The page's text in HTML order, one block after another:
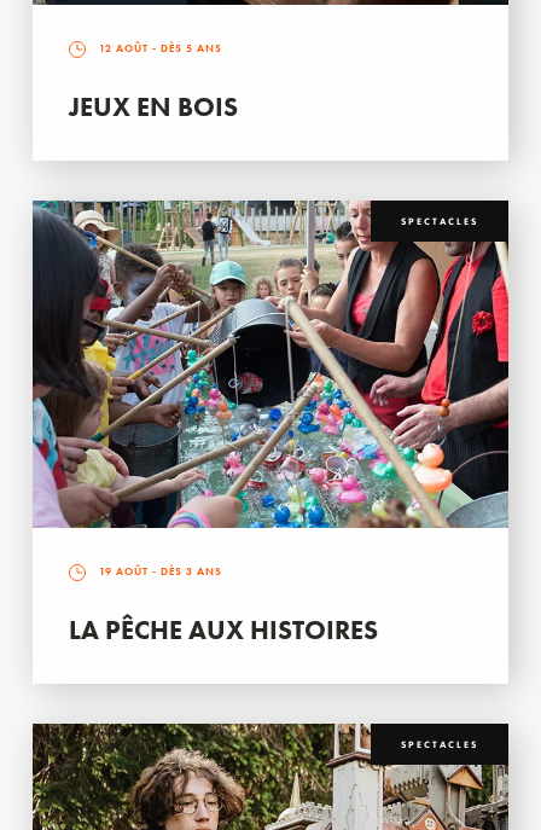
12 AOÛT - DÈS 5 ANS
JEUX EN BOIS
SPECTACLES
19 AOÛT - DÈS 3 ANS
LA PÊCHE AUX HISTOIRES
SPECTACLES